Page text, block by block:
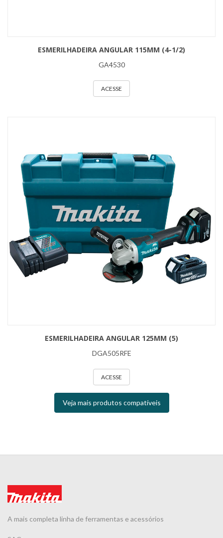
ESMERILHADEIRA ANGULAR 115MM (4-1/2)
GA4530
ACESSE
ESMERILHADEIRA ANGULAR 125MM (5)
DGA505RFE
ACESSE
Veja mais produtos compatíveis
A mais completa linha de ferramentas e acessórios